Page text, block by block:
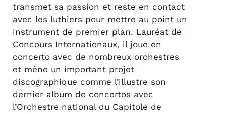
transmet sa passion et reste en contact
avec les luthiers pour mettre au point un
instrument de premier plan. Lauréat de
Concours Internationaux, il joue en
concerto avec de nombreux orchestres
et mène un important projet
discographique comme l’illustre son
dernier album de concertos avec
l’Orchestre national du Capitole de